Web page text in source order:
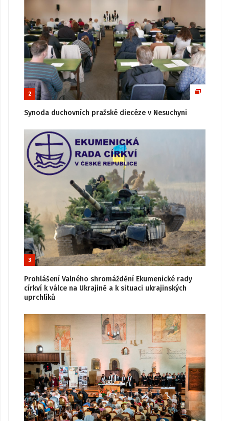
2
Synoda duchovních pražské diecéze v Nesuchyni
3
Prohlášení Valného shromáždění Ekumenické rady
církví k válce na Ukrajině a k situaci ukrajinských
uprchlíků